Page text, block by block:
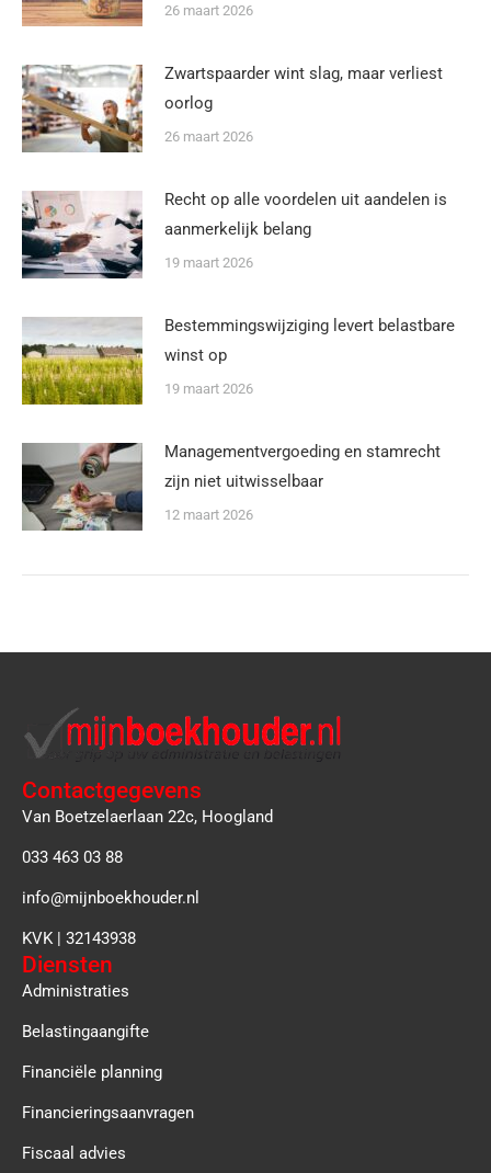
26 maart 2026
Zwartspaarder wint slag, maar verliest
oorlog
26 maart 2026
Recht op alle voordelen uit aandelen is
aanmerkelijk belang
19 maart 2026
Bestemmingswijziging levert belastbare
winst op
19 maart 2026
Managementvergoeding en stamrecht
zijn niet uitwisselbaar
12 maart 2026
Contactgegevens
Van Boetzelaerlaan 22c, Hoogland
033 463 03 88
info@mijnboekhouder.nl
KVK | 32143938
Diensten
Administraties
Belastingaangifte
Financiële planning
Financieringsaanvragen
Fiscaal advies